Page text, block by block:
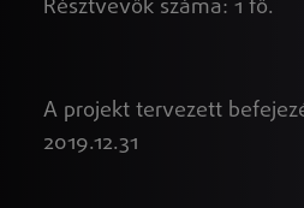
Résztvevők száma: 1 fő.
A projekt tervezett
2019.12.31